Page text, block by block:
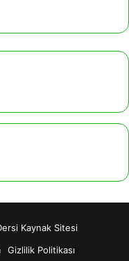
Kaynak Sitesi
Gizlilik Politikası